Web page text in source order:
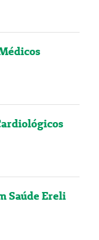
Saúde Ereli